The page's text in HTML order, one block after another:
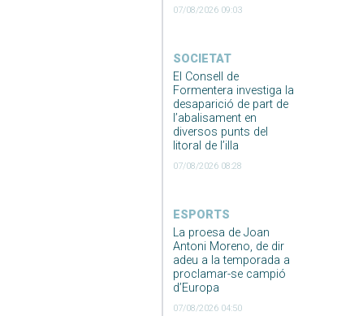
07/08/2026 09:03
SOCIETAT
El Consell de
Formentera investiga la
desaparició de part de
l’abalisament en
diversos punts del
litoral de l’illa
07/08/2026 08:28
ESPORTS
La proesa de Joan
Antoni Moreno, de dir
adeu a la temporada a
proclamar-se campió
d’Europa
07/08/2026 04:50